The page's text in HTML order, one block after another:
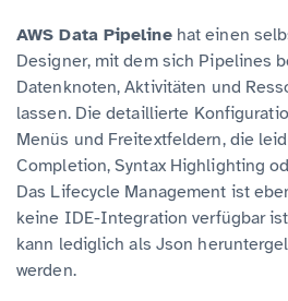
AWS Data Pipelinehat einen
Designer, mit dem sich Pipelines
Datenknoten, Aktivitäten und
lassen. Die detaillierte
Menüs und Freitextfeldern, die
Completion, Syntax Highlighting
Das Lifecycle Management ist
keine IDE-Integration verfügbar
kann lediglich als Json
werden.